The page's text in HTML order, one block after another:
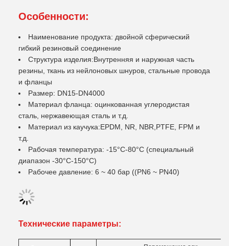
Особенности:
Наименование продукта: двойной сферический
гибкий резиновый соединение
Структура изделия:Внутренняя и наружная часть
резины, ткань из нейлоновых шнуров, стальные провода
и фланцы
Размер: DN15-DN4000
Материал фланца: оцинкованная углеродистая
сталь, нержавеющая сталь и т.д.
Материал из каучука:EPDM, NR, NBR,PTFE, FPM и
т.д.
Рабочая температура: -15°C-80°C (специальный
диапазон -30°C-150°C)
Рабочее давление: 6 ~ 40 бар ((PN6 ~ PN40)
Технические параметры: